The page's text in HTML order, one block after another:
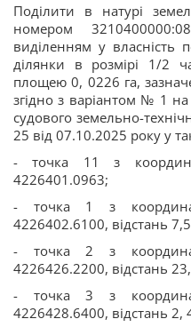
Поділити в натурі
номером
виділенням у власність
ділянки в розмірі 1/2
площею 0, 0226 га,
згідно з варіантом № 1
судового земельно-
25 від 07.10.2025 року у
- точка 11 з
4226401.0963;
- точка 1 з
4226402.6100, відстань
- точка 2 з
4226426.2200, відстань
- точка 3 з
4226428.6400, відстань 2,